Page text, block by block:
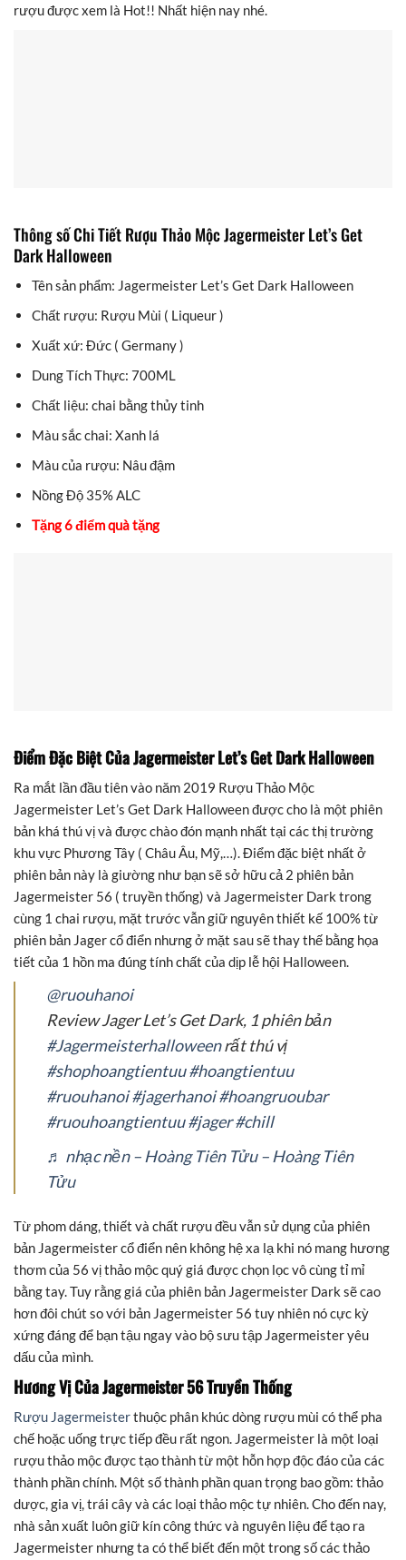
rượu được xem là Hot!! Nhất hiện nay nhé.
Thông số Chi Tiết Rượu Thảo Mộc Jagermeister Let’s Get
Dark Halloween
Tên sản phẩm: Jagermeister Let’s Get Dark Halloween
Chất rượu: Rượu Mùi ( Liqueur )
Xuất xứ: Đức ( Germany )
Dung Tích Thực: 700ML
Chất liệu: chai bằng thủy tinh
Màu sắc chai: Xanh lá
Màu của rượu: Nâu đậm
Nồng Độ 35% ALC
Tặng 6 điểm quà tặng
Điểm Đặc Biệt Của Jagermeister Let’s Get Dark Halloween
Ra mắt lần đầu tiên vào năm 2019 Rượu Thảo Mộc
Jagermeister Let’s Get Dark Halloween được cho là một phiên
bản khá thú vị và được chào đón mạnh nhất tại các thị trường
khu vực Phương Tây ( Châu Âu, Mỹ,…). Điểm đặc biệt nhất ở
phiên bản này là giường như bạn sẽ sở hữu cả 2 phiên bản
Jagermeister 56 ( truyền thống) và Jagermeister Dark trong
cùng 1 chai rượu, mặt trước vẫn giữ nguyên thiết kế 100% từ
phiên bản Jager cổ điển nhưng ở mặt sau sẽ thay thế bằng họa
tiết của 1 hồn ma đúng tính chất của dịp lễ hội Halloween.
@ruouhanoi
Review Jager Let’s Get Dark, 1 phiên bản
#Jagermeisterhalloweenrất thú vị
#shophoangtientuu#hoangtientuu
#ruouhanoi#jagerhanoi#hoangruoubar
#ruouhoangtientuu#jager#chill
♬ nhạc nền – Hoàng Tiên Tửu – Hoàng Tiên
Tửu
Từ phom dáng, thiết và chất rượu đều vẫn sử dụng của phiên
bản Jagermeister cổ điển nên không hệ xa lạ khi nó mang hương
thơm của 56 vị thảo mộc quý giá được chọn lọc vô cùng tỉ mỉ
bằng tay. Tuy rằng giá của phiên bản Jagermeister Dark sẽ cao
hơn đôi chút so với bản Jagermeister 56 tuy nhiên nó cực kỳ
xứng đáng để bạn tậu ngay vào bộ sưu tập Jagermeister yêu
dấu của mình.
Hương Vị Của Jagermeister 56 Truyền Thống
Rượu Jagermeisterthuộc phân khúc dòng rượu mùi có thể pha
chế hoặc uống trực tiếp đều rất ngon. Jagermeister là một loại
rượu thảo mộc được tạo thành từ một hỗn hợp độc đáo của các
thành phần chính. Một số thành phần quan trọng bao gồm: thảo
dược, gia vị, trái cây và các loại thảo mộc tự nhiên. Cho đến nay,
nhà sản xuất luôn giữ kín công thức và nguyên liệu để tạo ra
Jagermeister nhưng ta có thể biết đến một trong số các thảo